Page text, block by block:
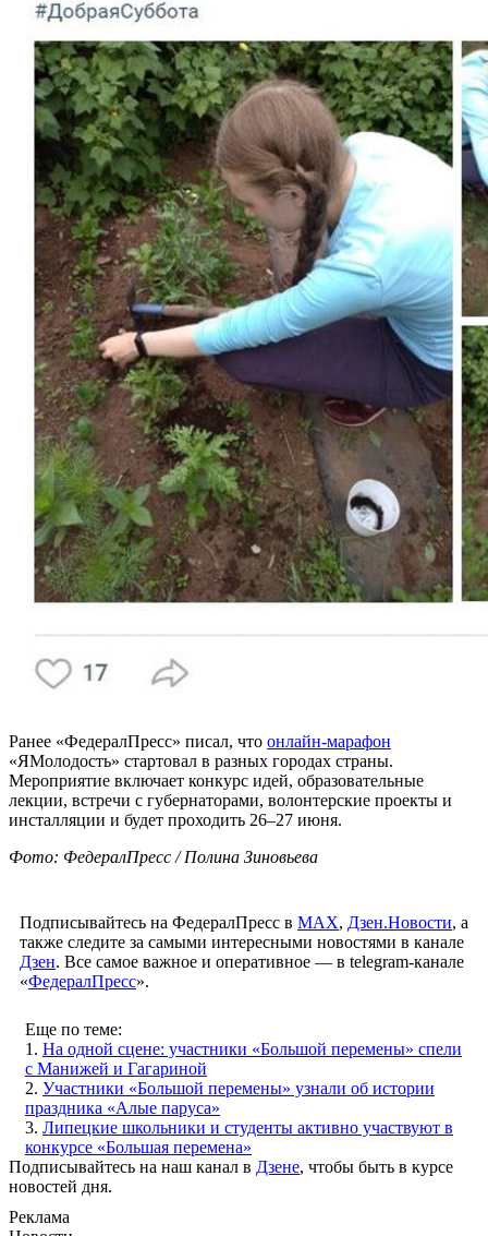
Ранее «ФедералПресс» писал, что онлайн-марафон
«ЯМолодость» стартовал в разных городах страны.
Мероприятие включает конкурс идей, образовательные
лекции, встречи с губернаторами, волонтерские проекты и
инсталляции и будет проходить 26–27 июня.
Фото: ФедералПресс / Полина Зиновьева
Подписывайтесь на ФедералПресс в МАХ, Дзен.Новости, а
также следите за самыми интересными новостями в канале
Дзен. Все самое важное и оперативное — в telegram-канале
«ФедералПресс».
Еще по теме:
1. На одной сцене: участники «Большой перемены» спели
с Манижей и Гагариной
2. Участники «Большой перемены» узнали об истории
праздника «Алые паруса»
3. Липецкие школьники и студенты активно участвуют в
конкурсе «Большая перемена»
Подписывайтесь на наш канал в Дзене, чтобы быть в курсе
новостей дня.
Реклама